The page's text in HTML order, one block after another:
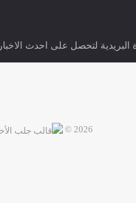
لتحصل على احدث الاخبار
2026 ©